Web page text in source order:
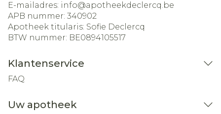
E-mailadres: info@apotheekdeclercq.be
APB nummer: 340902
Apotheek titularis: Sofie Declercq
BTW nummer: BE0894105517
Klantenservice
FAQ
Uw apotheek